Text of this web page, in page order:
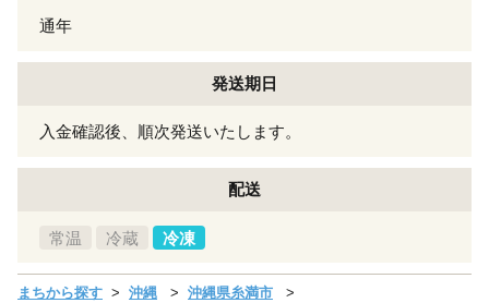
通年
発送期日
入金確認後、順次発送いたします。
配送
常温 冷蔵 冷凍
まちから探す 沖縄
沖縄県糸満市